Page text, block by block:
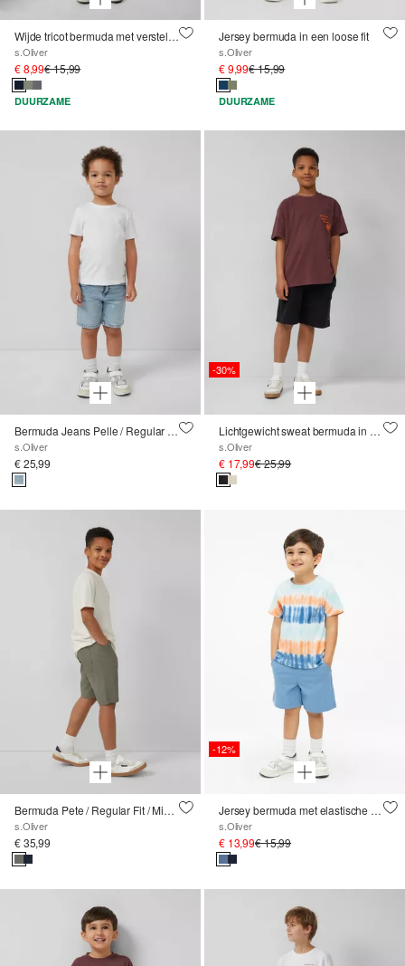
Wijde tricot bermuda met verstelbare tailleband
s.Oliver
€ 8,99€ 15,99
DUURZAME
Jersey bermuda in een loose fit
s.Oliver
€ 9,99€ 15,99
DUURZAME
Bermuda Jeans Pelle / Regular Fit / Mid Rise / Rechte Pijp
s.Oliver
€ 25,99
-30%
Lichtgewicht sweat bermuda in een losse pasvorm met deelnaden
s.Oliver
€ 17,99€ 25,99
Bermuda Pete / Regular Fit / Mid Rise / Rechte Pijp
s.Oliver
€ 35,99
-12%
Jersey bermuda met elastische tailleband
s.Oliver
€ 13,99€ 15,99